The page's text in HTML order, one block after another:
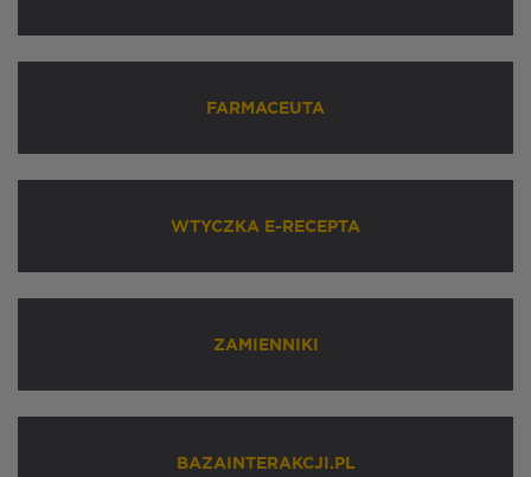
FARMACEUTA
WTYCZKA E-RECEPTA
ZAMIENNIKI
BAZAINTERAKCJI.PL